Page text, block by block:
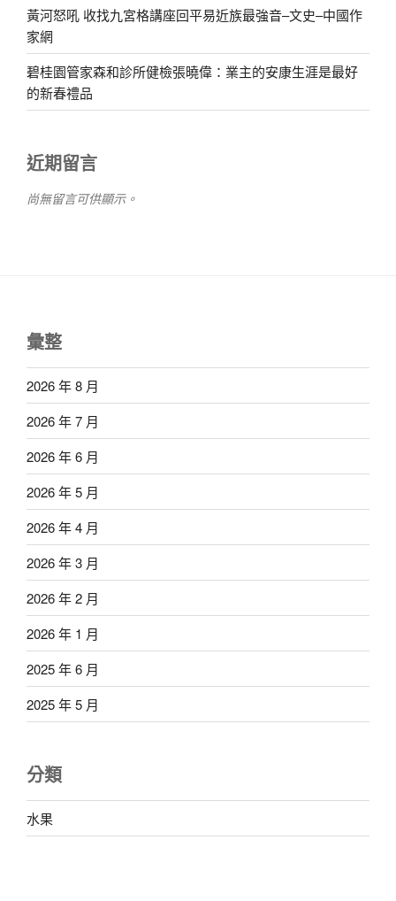
黃河怒吼 收找九宮格講座回平易近族最強音–文史–中國作
家網
碧桂園管家森和診所健檢張曉偉：業主的安康生涯是最好
的新春禮品
近期留言
尚無留言可供顯示。
彙整
2026 年 8 月
2026 年 7 月
2026 年 6 月
2026 年 5 月
2026 年 4 月
2026 年 3 月
2026 年 2 月
2026 年 1 月
2025 年 6 月
2025 年 5 月
分類
水果